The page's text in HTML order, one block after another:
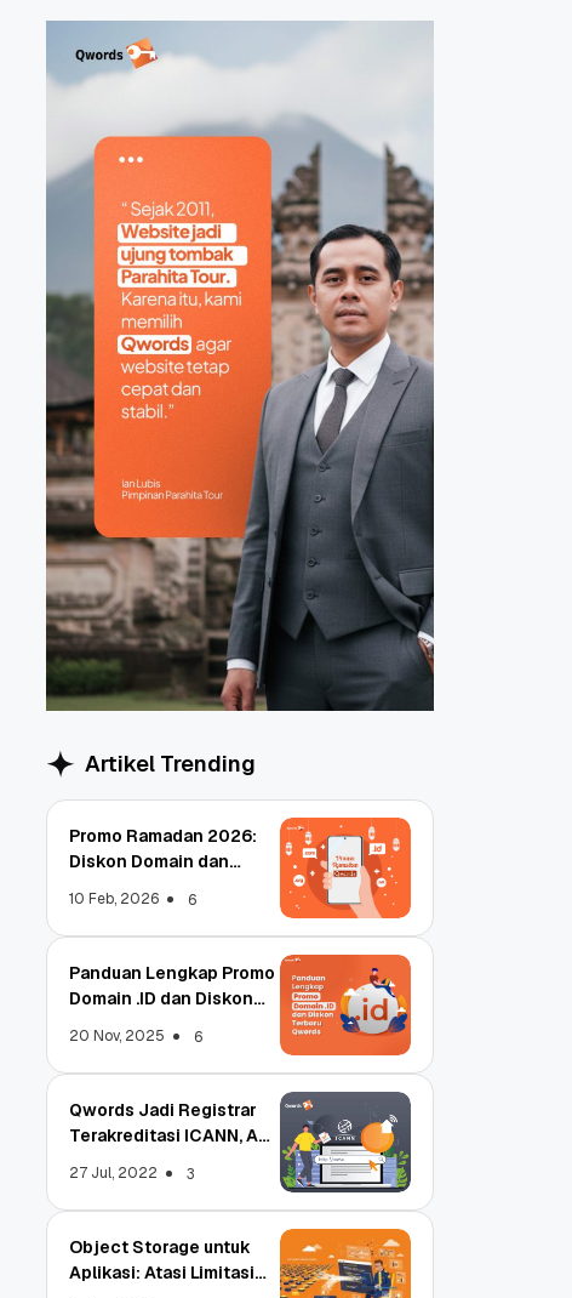
Artikel Trending
Promo Ramadan 2026:
Diskon Domain dan
10 Feb, 2026 6
Panduan Lengkap Promo
Domain .ID dan Diskon
20 Nov, 2025 6
Qwords Jadi Registrar
Terakreditasi ICANN, Apa
27 Jul, 2022 3
Object Storage untuk
Aplikasi: Atasi Limitasi